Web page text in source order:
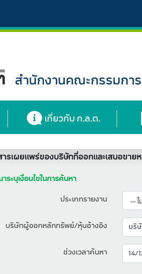
สำนักงานคณะกรรมก
เกี่ยวกับ ก.ล.ต.
ารเผยแพร่ของบริษัทที่ออกและเสนอขาย
ระบุเงื่อนไขในการค้นหา
ประเภทรายงาน
บริษัทผู้ออกหลักทรัพย์/หุ้นอ้างอิง
ช่วงเวลาค้นหา